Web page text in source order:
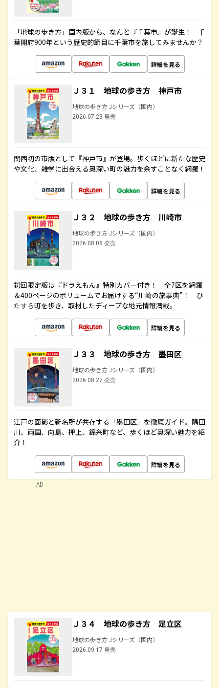
「地球の歩き方」国内版から、なんと『千葉市』が誕生！ 千
葉開府900年という歴史的節目に千葉市を旅してみませんか？
詳細を見る
Ｊ３１ 地球の歩き方 神戸市
地球の歩き方 Jシリーズ（国内）
2026.07.23 発売
関西初の市版として『神戸市』が登場。歩くほどに新たな歴史
や文化、雑学に出合える奥深い町の魅力を余すことなく網羅！
詳細を見る
Ｊ３２ 地球の歩き方 川崎市
地球の歩き方 Jシリーズ（国内）
2026.08.06 発売
初回限定版は『ドラえもん』特別カバー付き！ 全7区を網羅
＆400ページのボリュームでお届けする“川崎の旅事典”！ ひ
たすら町を歩き、取材したディープな地元情報満載。
詳細を見る
Ｊ３３ 地球の歩き方 墨田区
地球の歩き方 Jシリーズ（国内）
2026.08.27 発売
江戸の面影と新名所が共存する「墨田区」を徹底ガイド。隅田
川、両国、向島、押上、錦糸町など、歩くほど奥深い魅力を紹
介！
詳細を見る
Ｊ３４ 地球の歩き方 足立区
地球の歩き方 Jシリーズ（国内）
2026.09.17 発売
AD